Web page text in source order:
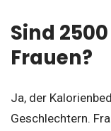
Sind
Frauen?
Ja, der
Geschlechtern.